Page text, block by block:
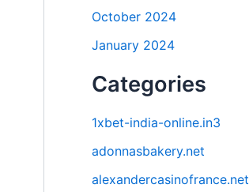
October 2024
January 2024
Categories
1xbet-india-online.in3
adonnasbakery.net
alexandercasinofrance.net